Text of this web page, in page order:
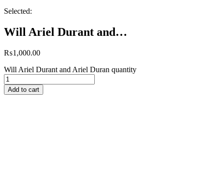
Selected:
Will Ariel Durant and…
₨1,000.00
Will Ariel Durant and Ariel Duran quantity
Add to cart